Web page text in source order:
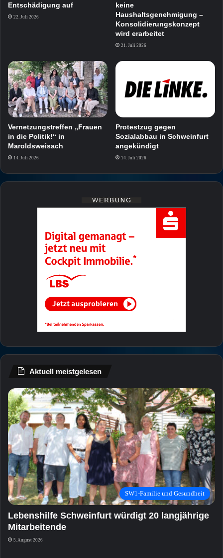
Entschädigung auf
22. Juli 2026
keine
Haushaltsgenehmigung –
Konsolidierungskonzept
wird erarbeitet
21. Juli 2026
Vernetzungstreffen „Frauen
in die Politik!“ in
Maroldsweisach
14. Juli 2026
Protestzug gegen
Sozialabbau in Schweinfurt
angekündigt
14. Juli 2026
Aktuell meistgelesen
SW1-Familie und Gesundheit
Lebenshilfe Schweinfurt würdigt 20 langjährige
Mitarbeitende
5. August 2026